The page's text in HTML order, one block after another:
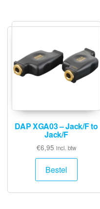
DAP XGA03 – Jack/F to
Jack/F
€6,95 incl. btw
Bestel